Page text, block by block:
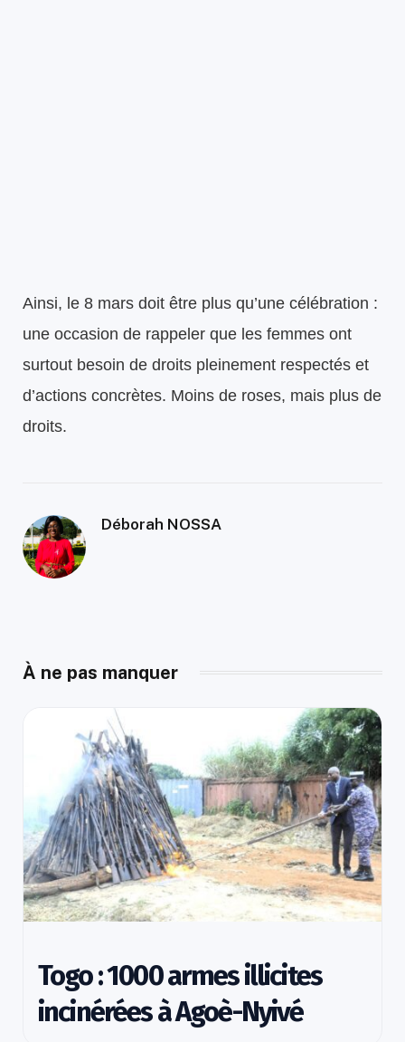
Ainsi, le 8 mars doit être plus qu’une célébration :
une occasion de rappeler que les femmes ont
surtout besoin de droits pleinement respectés et
d’actions concrètes. Moins de roses, mais plus de
droits.
Déborah NOSSA
À ne pas manquer
Togo : 1000 armes illicites
incinérées à Agoè-Nyivé